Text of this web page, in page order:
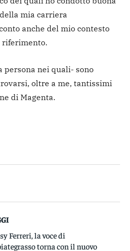
mia carriera
anche del mio contesto
riferimento.
persona nei quali- sono
oltre a me, tantissimi
di Magenta.
Ferreri, la voce di
torna con il nuovo